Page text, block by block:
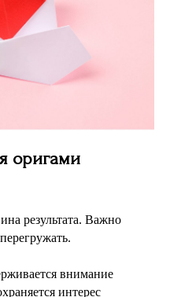
оригами
результата. Важно
внимание
интерес